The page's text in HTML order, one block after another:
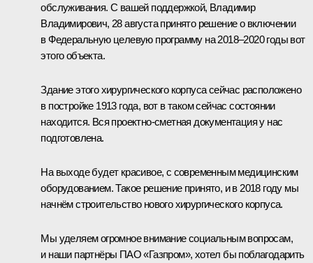
обслуживания. С вашей поддержкой, Владимир
Владимирович, 28 августа принято решение о включении
в Федеральную целевую программу на 2018–2020 годы вот
этого объекта.
Здание этого хирургического корпуса сейчас расположено
в постройке 1913 года, вот в таком сейчас состоянии
находится. Вся проектно-сметная документация у нас
подготовлена.
На выходе будет красивое, с современным медицинским
оборудованием. Такое решение принято, и в 2018 году мы
начнём строительство нового хирургического корпуса.
Мы уделяем огромное внимание социальным вопросам,
и наши партнёры ПАО «Газпром», хотел бы поблагодарить